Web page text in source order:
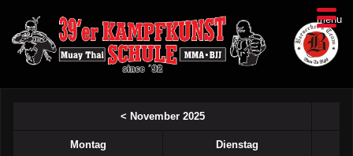
menu
< November 2025
Montag Dienstag